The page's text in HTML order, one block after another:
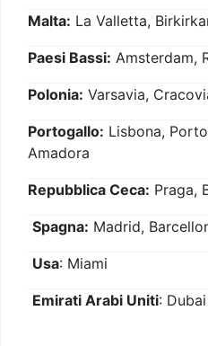
Malta: La Valletta,
Paesi Bassi: Amsterdam,
Polonia: Varsavia,
Portogallo: Lisbona,
Amadora
Repubblica Ceca: Praga,
Spagna: Madrid,
Usa: Miami
Emirati Arabi Uniti: Dubai